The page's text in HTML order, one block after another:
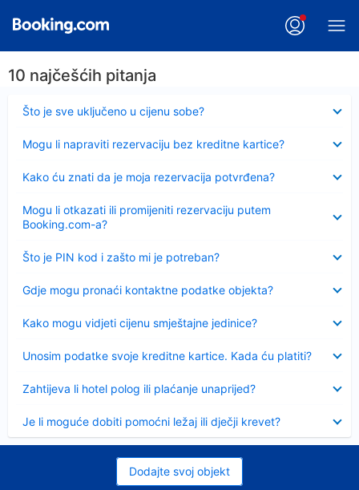
10 najčešćih pitanja
Što je sve uključeno u cijenu sobe?
Sažeto
Mogu li napraviti rezervaciju bez kreditne kartice?
Kako ću znati da je moja rezervacija potvrđena?
Mogu li otkazati ili promijeniti rezervaciju putem
Booking.com-a?
Što je PIN kod i zašto mi je potreban?
Sažeto
Gdje mogu pronaći kontaktne podatke objekta?
Kako mogu vidjeti cijenu smještajne jedinice?
Unosim podatke svoje kreditne kartice. Kada ću platiti?
Zahtijeva li hotel polog ili plaćanje unaprijed?
Je li moguće dobiti pomoćni ležaj ili dječji krevet?
Dodajte svoj objekt